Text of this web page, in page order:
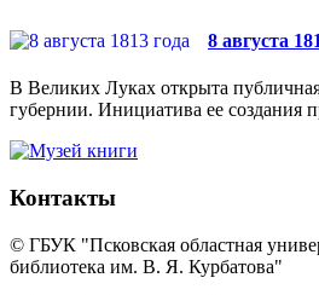
8 августа
В Великих Луках открыта
губернии. Инициатива ее создания
Контакты
© ГБУК "Псковская областная
библиотека им. В. Я. Курбатова"